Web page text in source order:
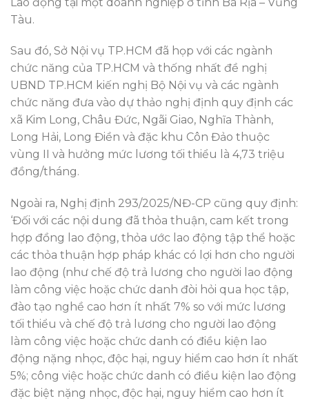
Tàu.
Sau đó, Sở Nội vụ TP.HCM đã họp với các ngành
chức năng của TP.HCM và thống nhất đề nghị
UBND TP.HCM kiến nghị Bộ Nội vụ và các ngành
chức năng đưa vào dự thảo nghị định quy định các
xã Kim Long, Châu Đức, Ngãi Giao, Nghĩa Thành,
Long Hải, Long Điền và đặc khu Côn Đảo thuộc
vùng II và hưởng mức lương tối thiểu là 4,73 triệu
đồng/tháng.
Ngoài ra, Nghị định 293/2025/NĐ-CP cũng quy định:
‘Đối với các nội dung đã thỏa thuận, cam kết trong
hợp đồng lao động, thỏa ước lao động tập thể hoặc
các thỏa thuận hợp pháp khác có lợi hơn cho người
lao động (như chế độ trả lương cho người lao động
làm công việc hoặc chức danh đòi hỏi qua học tập,
đào tạo nghề cao hơn ít nhất 7% so với mức lương
tối thiểu và chế độ trả lương cho người lao động
làm công việc hoặc chức danh có điều kiện lao
động nặng nhọc, độc hại, nguy hiểm cao hơn ít nhất
5%; công việc hoặc chức danh có điều kiện lao động
đặc biệt nặng nhọc, độc hại, nguy hiểm cao hơn ít